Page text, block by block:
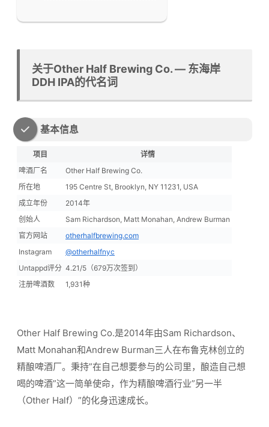
关于Other Half Brewing Co. — 东海岸
DDH IPA的代名词
基本信息
项目
详情
啤酒厂名
Other Half Brewing Co.
所在地
195 Centre St, Brooklyn, NY 11231, USA
成立年份
2014年
创始人
Sam Richardson, Matt Monahan, Andrew Burman
官方网站
otherhalfbrewing.com
Instagram
@otherhalfnyc
Untappd评分 4.21/5（679万次签到）
注册啤酒数
1,931种
Other Half Brewing Co.是2014年由Sam Richardson、
Matt Monahan和Andrew Burman三人在布鲁克林创立的
精酿啤酒厂。秉持”在自己想要参与的公司里，酿造自己想
喝的啤酒”这一简单使命，作为精酿啤酒行业”另一半
（Other Half）”的化身迅速成长。